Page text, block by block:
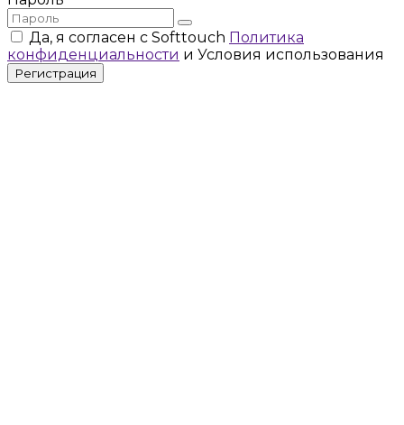
Да, я согласен с Softtouch Политика
конфиденциальности и Условия использования
Регистрация